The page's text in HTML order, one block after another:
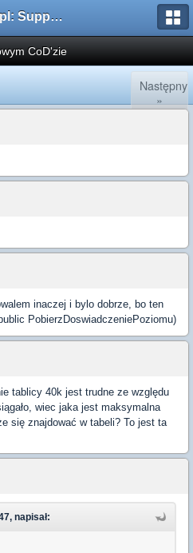
AMXX.pl: Support AMX Mod X i SourceMod
CoD'zie
Następny
»
inaczej i bylo dobrze, bo ten
PobierzDoswiadczeniePoziomu)
tablicy 40k jest trudne ze względu
wiec jaka jest maksymalna
się znajdować w tabeli? To jest ta
napisał: